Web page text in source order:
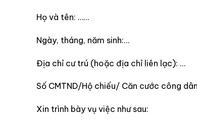
Họ và tên: ……
Ngày, tháng, năm sinh:…
Địa chỉ cư trú (hoặc địa chỉ liên lạc): …
Số CMTND/Hộ chiếu/ Căn cước công
Xin trình bày vụ việc như sau: